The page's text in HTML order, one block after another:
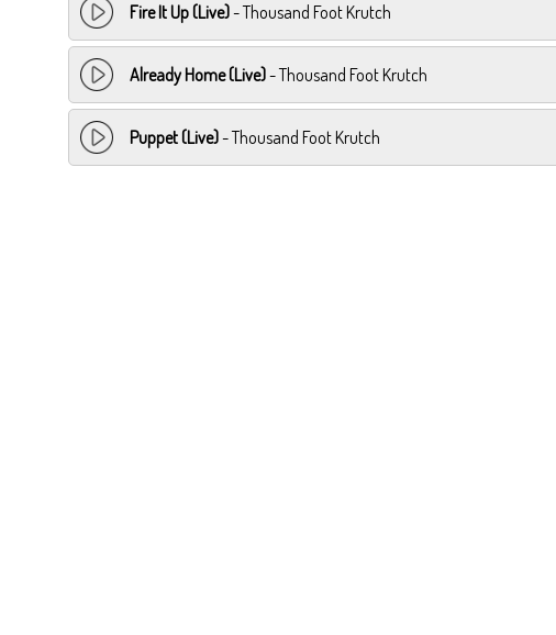
Fire It Up (Live)- Thousand Foot Krutch
Already Home (Live)- Thousand Foot Krutch
Puppet (Live)- Thousand Foot Krutch